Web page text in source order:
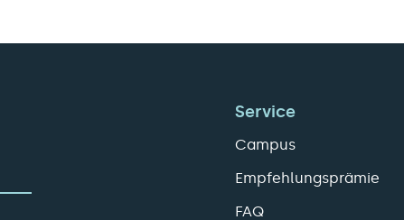
Service
Campus
Empfehlungsprämie
FAQ